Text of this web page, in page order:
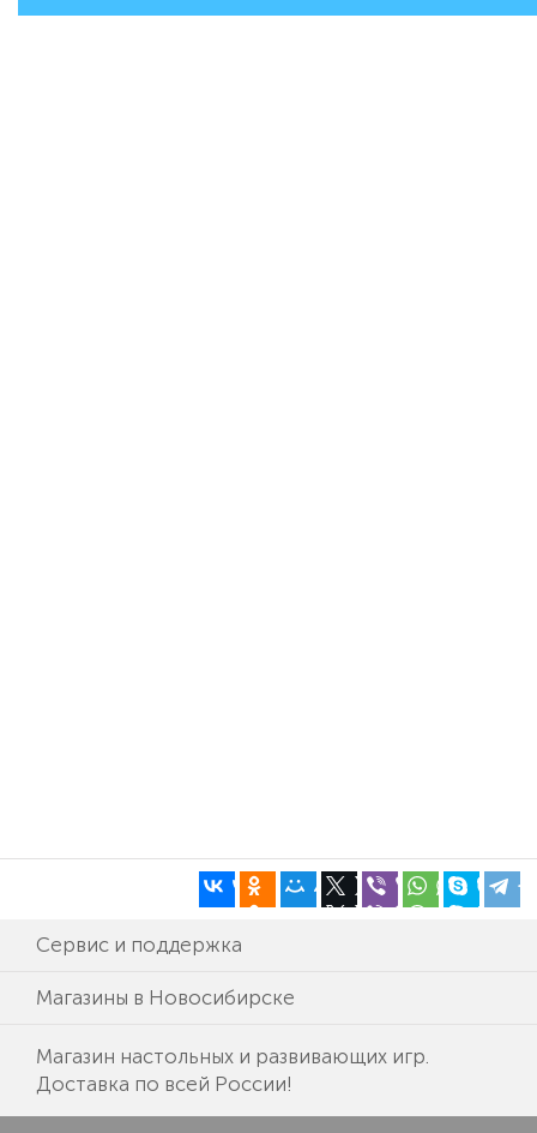
Сервис и поддержка
Магазины в Новосибирске
Магазин настольных и развивающих игр.
Доставка по всей России!